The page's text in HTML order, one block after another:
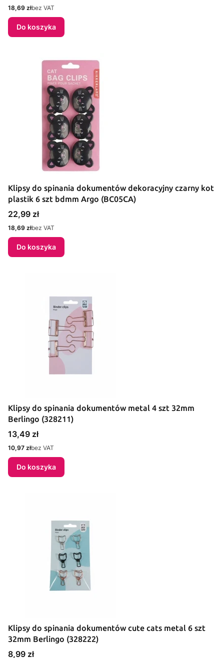
Cena
18,69 złbez VAT
Do koszyka
Klipsy do spinania dokumentów dekoracyjny czarny kot
plastik 6 szt bdmm Argo (BC05CA)
Cena
22,99 zł
Cena
18,69 złbez VAT
Do koszyka
Klipsy do spinania dokumentów metal 4 szt 32mm
Berlingo (328211)
Cena
13,49 zł
Cena
10,97 złbez VAT
Do koszyka
Klipsy do spinania dokumentów cute cats metal 6 szt
32mm Berlingo (328222)
Cena
8,99 zł